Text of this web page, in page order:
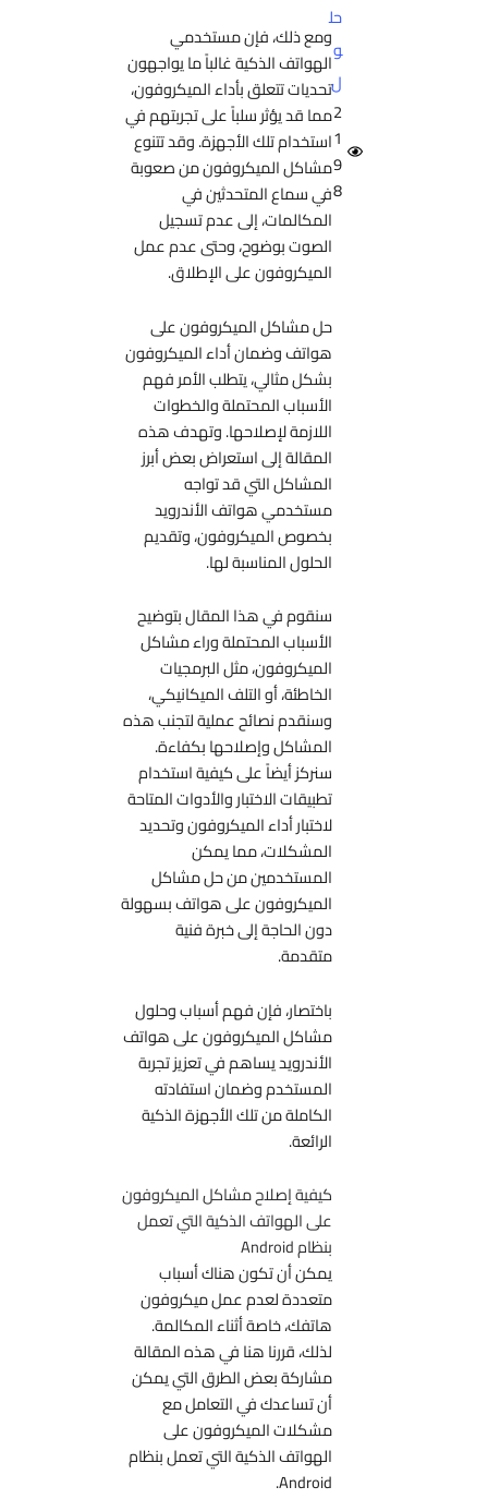
9
ومع ذلك، فإن مستخدمي
الهواتف الذكية غالباً ما يواجهون
تحديات تتعلق بأداء الميكروفون،
مما قد يؤثر سلباً على تجربتهم في
استخدام تلك الأجهزة. وقد تتنوع
مشاكل الميكروفون من صعوبة
في سماع المتحدثين في
المكالمات، إلى عدم تسجيل
الصوت بوضوح، وحتى عدم عمل
الميكروفون على الإطلاق.
حل مشاكل الميكروفون على
هواتف وضمان أداء الميكروفون
بشكل مثالي، يتطلب الأمر فهم
الأسباب المحتملة والخطوات
اللازمة لإصلاحها. وتهدف هذه
المقالة إلى استعراض بعض أبرز
المشاكل التي قد تواجه
مستخدمي هواتف الأندرويد
بخصوص الميكروفون، وتقديم
الحلول المناسبة لها.
سنقوم في هذا المقال بتوضيح
الأسباب المحتملة وراء مشاكل
الميكروفون، مثل البرمجيات
الخاطئة، أو التلف الميكانيكي،
وسنقدم نصائح عملية لتجنب هذه
المشاكل وإصلاحها بكفاءة.
سنركز أيضاً على كيفية استخدام
تطبيقات الاختبار والأدوات المتاحة
لاختبار أداء الميكروفون وتحديد
المشكلات، مما يمكن
المستخدمين من حل مشاكل
الميكروفون على هواتف بسهولة
دون الحاجة إلى خبرة فنية
متقدمة.
باختصار، فإن فهم أسباب وحلول
مشاكل الميكروفون على هواتف
الأندرويد يساهم في تعزيز تجربة
المستخدم وضمان استفادته
الكاملة من تلك الأجهزة الذكية
الرائعة.
كيفية إصلاح مشاكل الميكروفون
على الهواتف الذكية التي تعمل
بنظام Android
يمكن أن تكون هناك أسباب
متعددة لعدم عمل ميكروفون
هاتفك، خاصة أثناء المكالمة.
لذلك، قررنا هنا في هذه المقالة
مشاركة بعض الطرق التي يمكن
أن تساعدك في التعامل مع
مشكلات الميكروفون على
الهواتف الذكية التي تعمل بنظام
Android.